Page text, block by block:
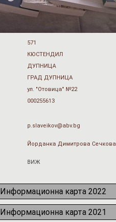
571
КЮСТЕНДИЛ
ДУПНИЦА
ГРАД ДУПНИЦА
ул. "Отовица" №22
000255613
p.slaveikov@abv.bg
Йорданка Димитрова Сечкова
ВИЖ
Информационна карта 2022
Информационна карта 2021